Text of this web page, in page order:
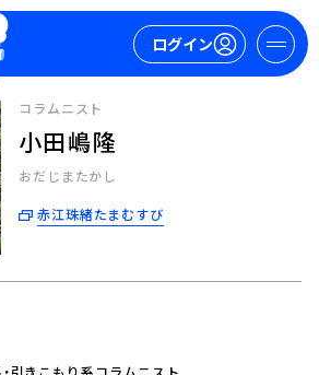
ログイン
コラムニスト
小田嶋隆
おだじまたかし
赤江珠緒たまむすび
引きこもり系コラムニスト